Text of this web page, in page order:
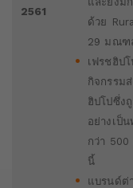
2561
ด้วย
29 มณฑ
เฟรชฮิปโ
กิจกรรม
ฮิปโปซึ่ง
อย่างเป็น
กว่า 500
นี้
แบรนด์ต่